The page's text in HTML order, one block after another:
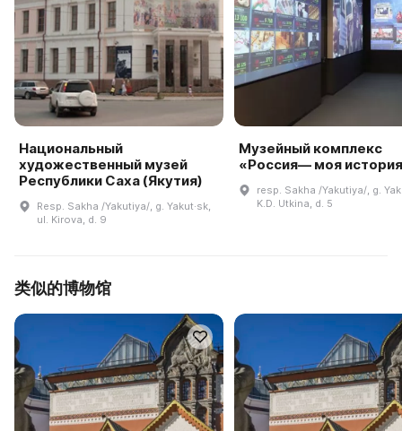
Национальный
художественный музей
Республики Саха (Якутия)
Resp. Sakha /Yakutiya/, g. Yakut·sk,
ul. Kirova, d. 9
Музейный комплекс
«Россия— моя
resp. Sakha /Yakutiya/, g.
K.D. Utkina, d. 5
类似的博物馆